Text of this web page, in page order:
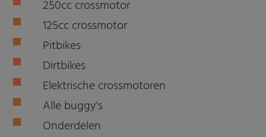
250cc crossmotor
125cc crossmotor
Pitbikes
Dirtbikes
Elektrische crossmotoren
Alle buggy's
Onderdelen